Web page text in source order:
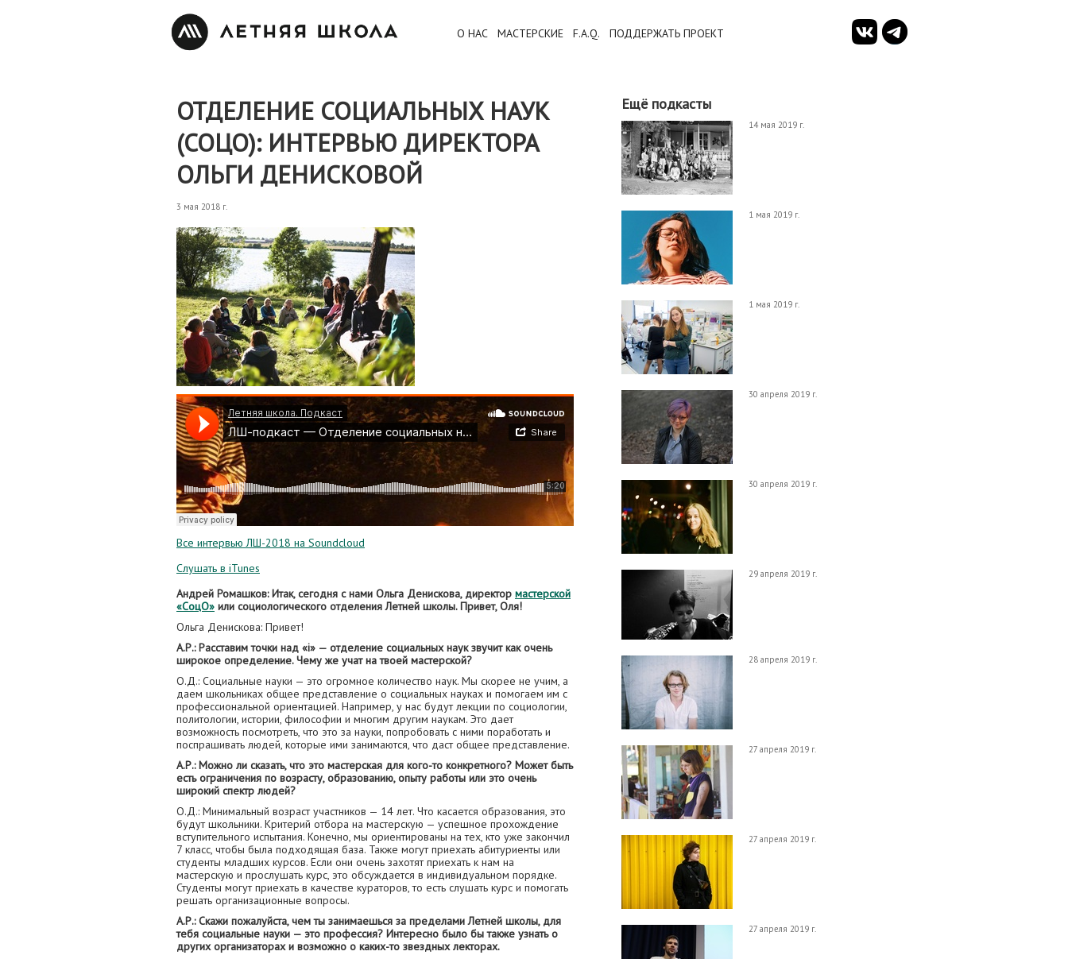
О НАС МАСТЕРСКИЕ F.A.Q. ПОДДЕРЖАТЬ ПРОЕКТ
ОТДЕЛЕНИЕ СОЦИАЛЬНЫХ НАУК
(СОЦО): ИНТЕРВЬЮ ДИРЕКТОРА
ОЛЬГИ ДЕНИСКОВОЙ
3 мая 2018 г.
Все интервью ЛШ-2018 на Soundcloud
Слушать в iTunes
Андрей Ромашков: Итак, сегодня с нами Ольга Денискова, директор мастерской
«СоцО» или социологического отделения Летней школы. Привет, Оля!
Ольга Денискова: Привет!
А.Р.: Расставим точки над «i» — отделение социальных наук звучит как очень
широкое определение. Чему же учат на твоей мастерской?
О.Д.: Социальные науки — это огромное количество наук. Мы скорее не учим, а
даем школьниках общее представление о социальных науках и помогаем им с
профессиональной ориентацией. Например, у нас будут лекции по социологии,
политологии, истории, философии и многим другим наукам. Это дает
возможность посмотреть, что это за науки, попробовать с ними поработать и
поспрашивать людей, которые ими занимаются, что даст общее представление.
А.Р.: Можно ли сказать, что это мастерская для кого-то конкретного? Может быть
есть ограничения по возрасту, образованию, опыту работы или это очень
широкий спектр людей?
О.Д.: Минимальный возраст участников — 14 лет. Что касается образования, это
будут школьники. Критерий отбора на мастерскую — успешное прохождение
вступительного испытания. Конечно, мы ориентированы на тех, кто уже закончил
7 класс, чтобы была подходящая база. Также могут приехать абитуриенты или
студенты младших курсов. Если они очень захотят приехать к нам на
мастерскую и прослушать курс, это обсуждается в индивидуальном порядке.
Студенты могут приехать в качестве кураторов, то есть слушать курс и помогать
решать организационные вопросы.
А.Р.: Скажи пожалуйста, чем ты занимаешься за пределами Летней школы, для
тебя социальные науки — это профессия? Интересно было бы также узнать о
других организаторах и возможно о каких-то звездных лекторах.
Ещё подкасты
14 мая 2019 г.
1 мая 2019 г.
1 мая 2019 г.
30 апреля 2019 г.
30 апреля 2019 г.
29 апреля 2019 г.
28 апреля 2019 г.
27 апреля 2019 г.
27 апреля 2019 г.
27 апреля 2019 г.